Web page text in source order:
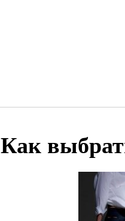
Как